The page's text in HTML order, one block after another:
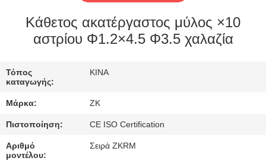
ΠΕΡΊΠΟΥ
ΕΜΕΊΣ
ΓΎΡΟΣ
ΕΡΓΟΣΤΑΣΊΩΝ
ΠΟΙΟΤΙΚΌΣ
ΈΛΕΓΧΟΣ
Κάθετος ακατέργαστος μύλος ×10
αστρίου Φ1.2×4.5 Φ3.5 χαλαζία
Τόπος
καταγωγής:
ΚΙΝΑ
Μάρκα: ZK
Πιστοποίηση: CE ISO Certification
Αριθμό
μοντέλου:
Σειρά ZKRM